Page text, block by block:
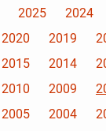
2025 2024
2020 2019
2015 2014
2010 2009
2005 2004